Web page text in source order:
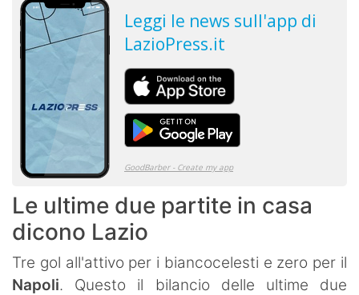
Le ultime due partite in casa
dicono Lazio
Tre gol all'attivo per i biancocelesti e zero per il
Napoli. Questo il bilancio delle ultime due